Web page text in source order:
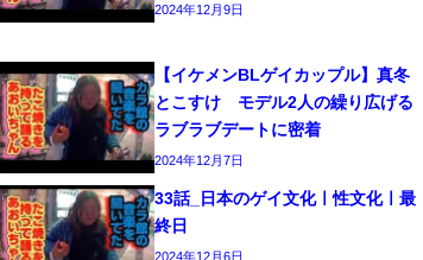
2024年12月9日
【イケメンBLゲイカップル】真冬
とこすけ モデル2人の繰り広げる
ラブラブデートに密着
2024年12月7日
33話_日本のゲイ文化ㅣ性文化ㅣ最
終日
2024年12月6日